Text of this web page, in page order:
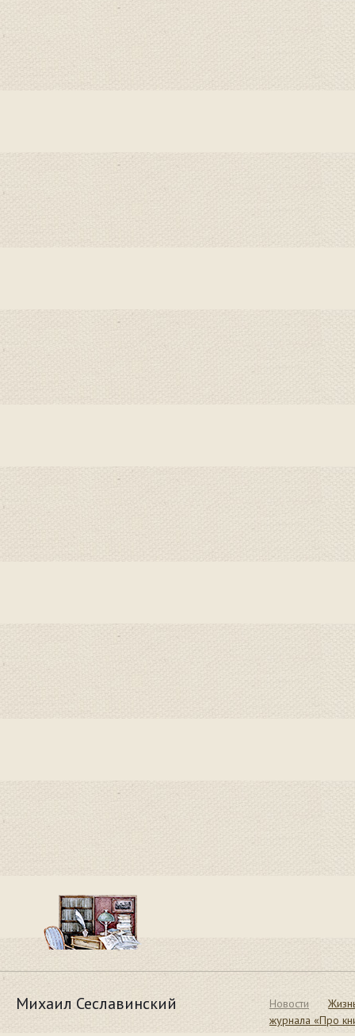
Михаил Сеславинский Новости
журнала «Про